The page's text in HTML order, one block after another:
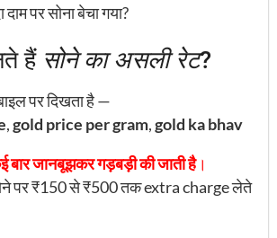
पर सोना बेचा गया?
हैं सोने का असली रेट?
पर दिखता है —
,gold price per gram,gold ka bhav
बार जानबूझकर गड़बड़ी की जाती है।
पर ₹150 से ₹500 तक extra charge लेते